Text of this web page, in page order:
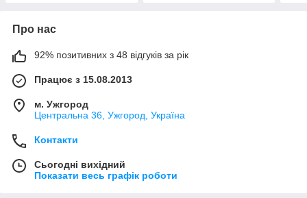
Про нас
92% позитивних з 48 відгуків за рік
Працює з 15.08.2013
м. Ужгород
Центральна 36, Ужгород, Україна
Контакти
Сьогодні вихідний
Показати весь графік роботи